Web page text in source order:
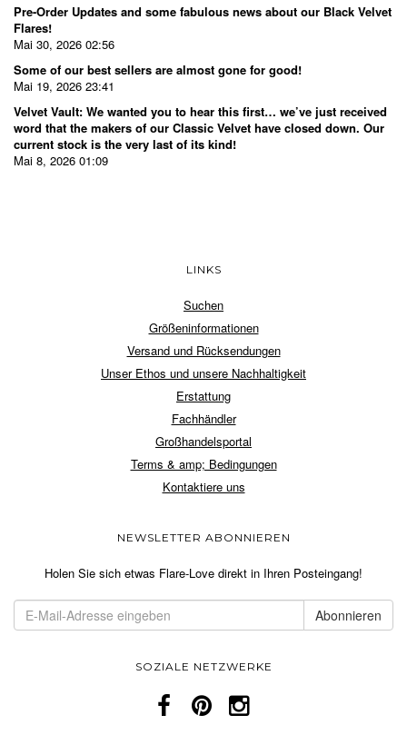
Pre-Order Updates and some fabulous news about our Black Velvet
Flares!
Mai 30, 2026 02:56
Some of our best sellers are almost gone for good!
Mai 19, 2026 23:41
Velvet Vault: We wanted you to hear this first… we’ve just received
word that the makers of our Classic Velvet have closed down. Our
current stock is the very last of its kind!
Mai 8, 2026 01:09
LINKS
Suchen
Größeninformationen
Versand und Rücksendungen
Unser Ethos und unsere Nachhaltigkeit
Erstattung
Fachhändler
Großhandelsportal
Terms & amp; Bedingungen
Kontaktiere uns
NEWSLETTER ABONNIEREN
Holen Sie sich etwas Flare-Love direkt in Ihren Posteingang!
SOZIALE NETZWERKE